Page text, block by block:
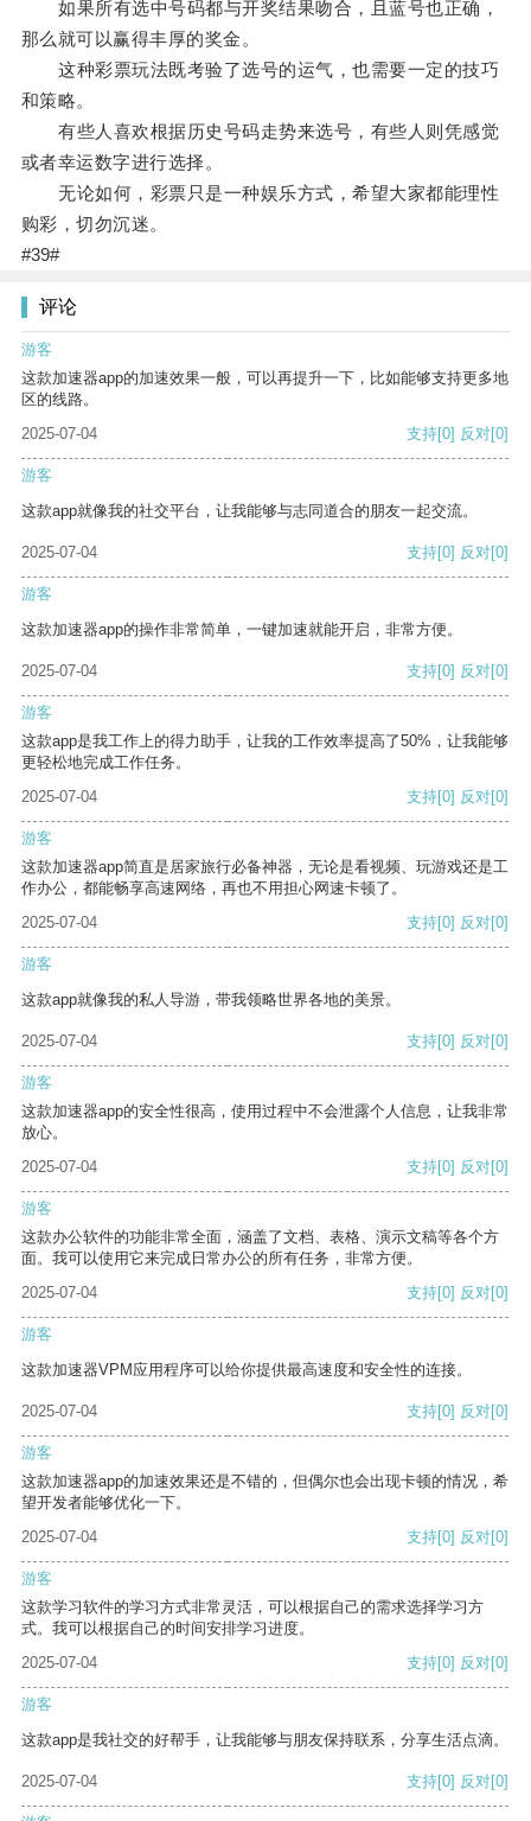
如果所有选中号码都与开奖结果吻合，且蓝号也正确，
那么就可以赢得丰厚的奖金。
这种彩票玩法既考验了选号的运气，也需要一定的技巧
和策略。
有些人喜欢根据历史号码走势来选号，有些人则凭感觉
或者幸运数字进行选择。
无论如何，彩票只是一种娱乐方式，希望大家都能理性
购彩，切勿沉迷。
#39#
评论
游客
这款加速器app的加速效果一般，可以再提升一下，比如能够支持更多地
区的线路。
2025-07-04
支持[0] 反对[0]
游客
这款app就像我的社交平台，让我能够与志同道合的朋友一起交流。
2025-07-04 支持[0] 反对[0]
游客
这款加速器app的操作非常简单，一键加速就能开启，非常方便。
2025-07-04 支持[0] 反对[0]
游客
这款app是我工作上的得力助手，让我的工作效率提高了50%，让我能够
更轻松地完成工作任务。
2025-07-04
支持[0] 反对[0]
游客
这款加速器app简直是居家旅行必备神器，无论是看视频、玩游戏还是工
作办公，都能畅享高速网络，再也不用担心网速卡顿了。
2025-07-04
支持[0] 反对[0]
游客
这款app就像我的私人导游，带我领略世界各地的美景。
2025-07-04 支持[0] 反对[0]
游客
这款加速器app的安全性很高，使用过程中不会泄露个人信息，让我非常
放心。
2025-07-04
支持[0] 反对[0]
游客
这款办公软件的功能非常全面，涵盖了文档、表格、演示文稿等各个方
面。我可以使用它来完成日常办公的所有任务，非常方便。
2025-07-04
支持[0] 反对[0]
游客
这款加速器VPM应用程序可以给你提供最高速度和安全性的连接。
2025-07-04 支持[0] 反对[0]
游客
这款加速器app的加速效果还是不错的，但偶尔也会出现卡顿的情况，希
望开发者能够优化一下。
2025-07-04
支持[0] 反对[0]
游客
这款学习软件的学习方式非常灵活，可以根据自己的需求选择学习方
式。我可以根据自己的时间安排学习进度。
2025-07-04
支持[0] 反对[0]
游客
这款app是我社交的好帮手，让我能够与朋友保持联系，分享生活点滴。
2025-07-04 支持[0] 反对[0]